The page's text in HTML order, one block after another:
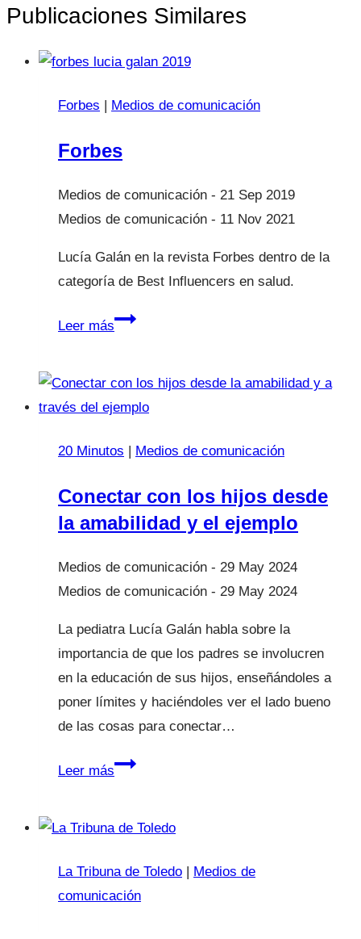
Publicaciones Similares
Forbes | Medios de comunicación
Forbes
21 Sep 2019
11 Nov 2021
Lucía Galán en la revista Forbes dentro de la
categoría de Best Influencers en salud.
Leer másForbes
20 Minutos | Medios de comunicación
Conectar con los hijos desde
la amabilidad y el ejemplo
29 May 2024
29 May 2024
La pediatra Lucía Galán habla sobre la
importancia de que los padres se involucren
en la educación de sus hijos, enseñándoles a
poner límites y haciéndoles ver el lado bueno
de las cosas para conectar…
Leer másConectar
hijos
La Tribuna de Toledo | Medios de
comunicación